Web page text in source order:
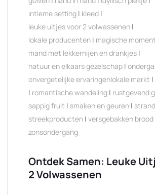
intieme setting | kleed |
leuke uitjes voor 2 volwassenen |
lokale producenten | magische
mand met lekkernijen en drankjes |
natuur en elkaars gezelschap |
onvergetelijke ervaringenlokale markt |
| romantische wandeling | rustgevend
sappig fruit | smaken en geuren | strand
streekproducten | versgebakken brood
zonsondergang
Ontdek Samen: Leuke
2 Volwassenen